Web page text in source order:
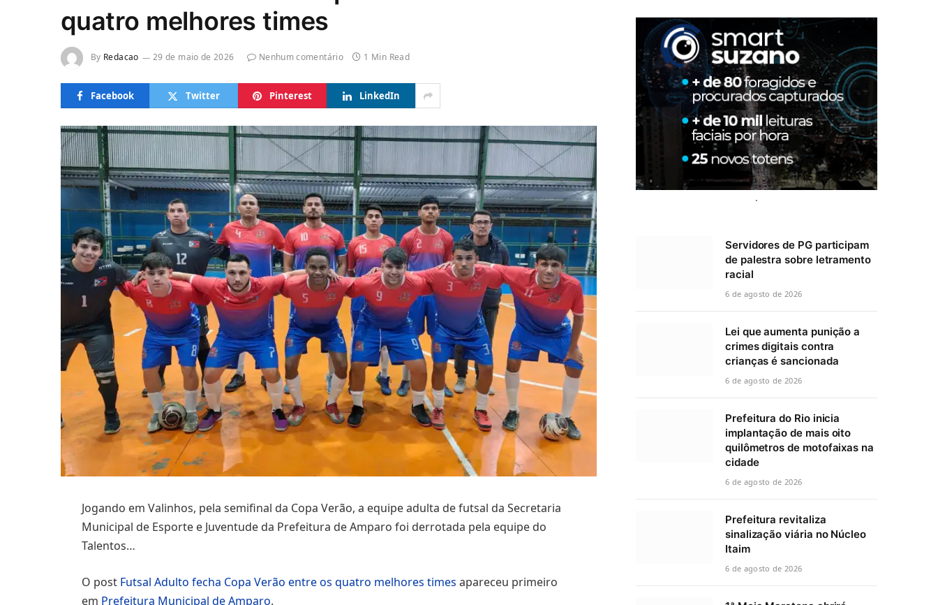
quatro melhores times
By Redacao 29 de maio de 2026 Nenhum comentário 1 Min Read
Facebook Twitter Pinterest LinkedIn
Jogando em Valinhos, pela semifinal da Copa Verão, a equipe adulta de futsal da Secretaria
Municipal de Esporte e Juventude da Prefeitura de Amparo foi derrotada pela equipe do
Talentos…
O post Futsal Adulto fecha Copa Verão entre os quatro melhores times apareceu primeiro
em Prefeitura Municipal de Amparo.
.
Servidores de PG participam
de palestra sobre letramento
racial
6 de agosto de 2026
Lei que aumenta punição a
crimes digitais contra
crianças é sancionada
6 de agosto de 2026
Prefeitura do Rio inicia
implantação de mais oito
quilômetros de motofaixas na
cidade
6 de agosto de 2026
Prefeitura revitaliza
sinalização viária no Núcleo
Itaim
6 de agosto de 2026